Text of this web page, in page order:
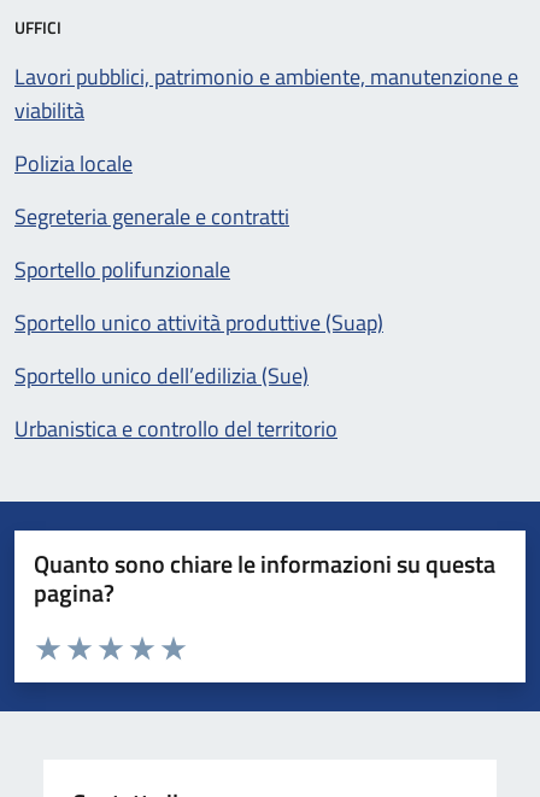
UFFICI
Lavori pubblici, patrimonio e ambiente, manutenzione e
viabilità
Polizia locale
Segreteria generale e contratti
Sportello polifunzionale
Sportello unico attività produttive (Suap)
Sportello unico dell’edilizia (Sue)
Urbanistica e controllo del territorio
Quanto sono chiare le informazioni su questa
pagina?
Valuta da 1 a 5 stelle la pagina
Valuta 5 stelle su 5
Valuta 4 stelle su 5
Valuta 3 stelle su 5
Valuta 2 stelle su 5
Valuta 1 stelle su 5